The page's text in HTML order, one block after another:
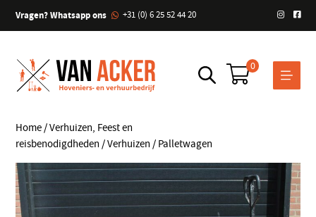
Vragen? Whatsapp ons +31 (0) 6 25 52 44 20
0
Home/Verhuizen, Feest en
reisbenodigdheden /Verhuizen / Palletwagen